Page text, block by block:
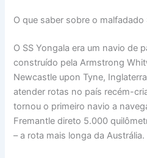
O que saber sobre o malfadado
O SS Yongala era um navio de
construído pela Armstrong
Newcastle upon Tyne,
atender rotas no país recém-
tornou o primeiro navio a
Fremantle direto 5.000
– a rota mais longa da Austrália.